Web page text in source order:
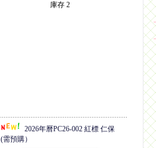
庫存 2
2026年曆PC26-002 紅標 仁保
(需預購）